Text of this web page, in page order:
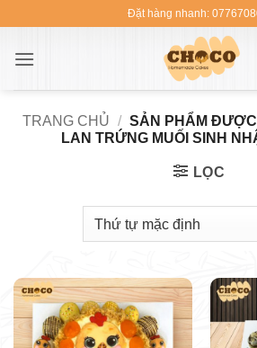
nội
Đặt hàng nhanh:
TRANG CHỦ / SẢN PHẨM
LAN TRỨNG MUỐI SINH
LỌC